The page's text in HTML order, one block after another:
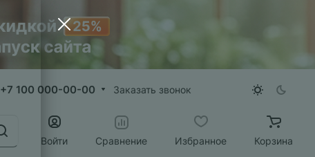
+7 100 000-00-00 Заказать звонок
Войти
Сравнение Избранное Корзина